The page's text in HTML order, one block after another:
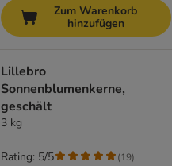
Zum Warenkorb
hinzufügen
Lillebro
Sonnenblumenkerne,
geschält
3 kg
Rating: 5/5 (19)